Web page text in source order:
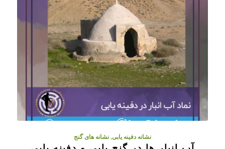
نشانه دفینه یابی,نشانه های گنج